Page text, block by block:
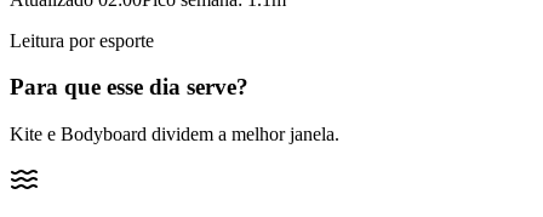
Leitura por esporte
Para que esse dia serve?
Kite e Bodyboard dividem a melhor janela.